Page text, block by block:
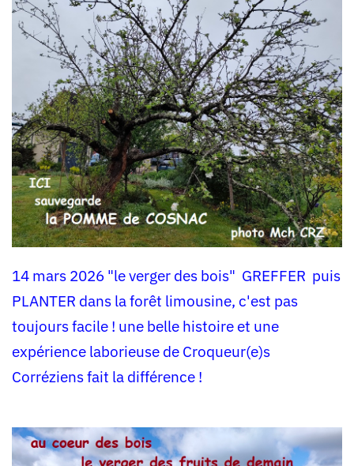
14 mars 2026 "le verger des bois" GREFFER puis
PLANTER dans la forêt limousine, c'est pas
toujours facile ! une belle histoire et une
expérience laborieuse de Croqueur(e)s
Corréziens fait la différence !